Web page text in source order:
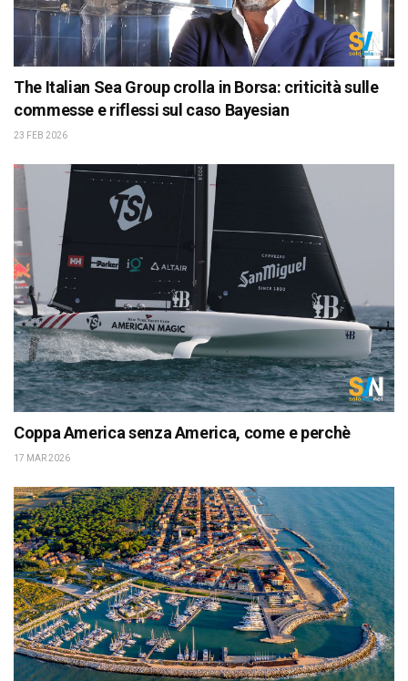
The Italian Sea Group crolla in Borsa: criticità sulle
commesse e riflessi sul caso Bayesian
23 FEB 2026
Coppa America senza America, come e perchè
17 MAR 2026